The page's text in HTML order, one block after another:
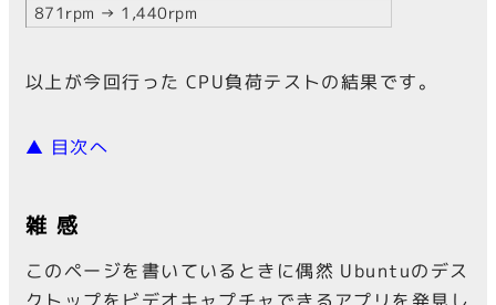
871rpm → 1,440rpm
以上が今回行った CPU負荷テストの結果です。
▲ 目次へ
雑感
このページを書いているときに偶然 Ubuntuのデス
クトップをビデオキャプチャできるアプリを発見し